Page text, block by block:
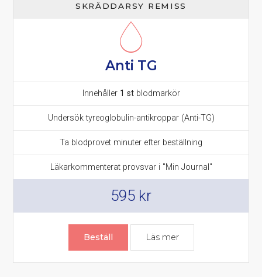
SKRÄDDARSY REMISS
Anti TG
Innehåller 1 stblodmarkör
Undersök tyreoglobulin-antikroppar (Anti-TG)
Ta blodprovet minuter efter beställning
Läkarkommenterat provsvar i "Min Journal"
595 kr
Beställ Läs merom Anti TG prov –